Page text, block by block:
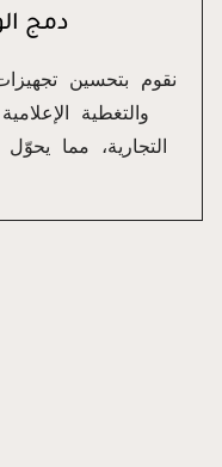
دمج
نقوم بتحسين
والتغطية
التجارية، مما